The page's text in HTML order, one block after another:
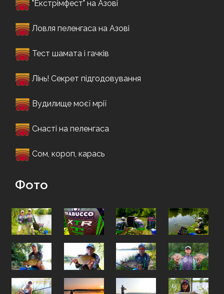
"Екстрімфест" на Азові
Ловля пеленгаса на Азові
Тест шамата і гачків
Лінь! Секрет підгодовування
Вудилище моєї мрії
Снасті на пеленгаса
Сом, короп, карась
Фото